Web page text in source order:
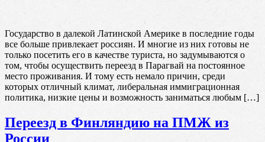
Государство в далекой Латинской Америке в последние годы
все больше привлекает россиян. И многие из них готовы не
только посетить его в качестве туриста, но задумываются о
том, чтобы осуществить переезд в Парагвай на постоянное
место проживания. И тому есть немало причин, среди
которых отличный климат, либеральная иммиграционная
политика, низкие цены и возможность заниматься любым […]
Переезд в Финляндию на ПМЖ из
России